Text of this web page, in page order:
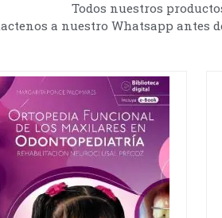
Todos nuestros
a nuestro Whatsapp antes